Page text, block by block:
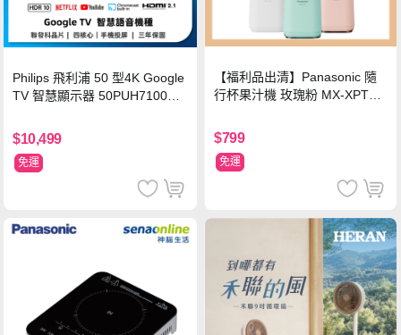
Philips 飛利浦 50 型4K Google
TV 智慧顯示器 50PUH7100
$10,499
免運
【福利品出清】Panasonic 隨
行杯果汁機 玫瑰粉 MX-XPT10
$799
免運